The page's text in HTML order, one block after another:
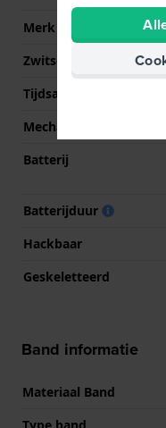
Merk uurwerk
Zwitsers uurwerk
Tijdsaanduiding
Mechanisme
Batterij
Batterijduur
Hackbaar
Geskeletteerd
Band informatie
Materiaal Band